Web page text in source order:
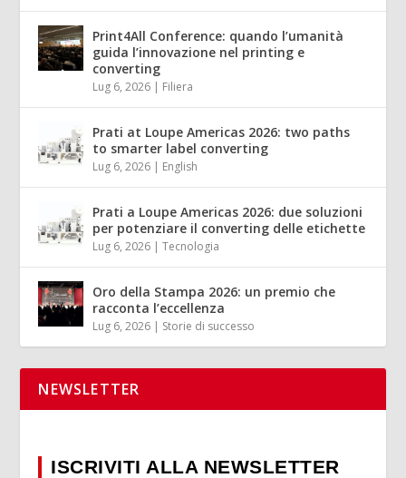
Print4All Conference: quando l’umanità
guida l’innovazione nel printing e
converting
Lug 6, 2026 | Filiera
Prati at Loupe Americas 2026: two paths
to smarter label converting
Lug 6, 2026 | English
Prati a Loupe Americas 2026: due soluzioni
per potenziare il converting delle etichette
Lug 6, 2026 |Tecnologia
Oro della Stampa 2026: un premio che
racconta l’eccellenza
Lug 6, 2026 | Storie di successo
NEWSLETTER
ISCRIVITI ALLA NEWSLETTER